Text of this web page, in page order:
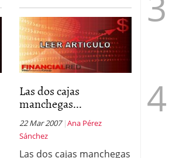
Las dos cajas
manchegas...
22 Mar 2007 Ana Pérez
Sánchez
Las dos cajas manchegas